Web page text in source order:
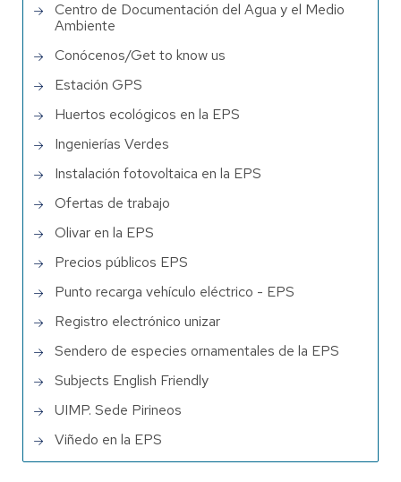
Centro de Documentación del Agua y el Medio
Ambiente
Conócenos/Get to know us
Estación GPS
Huertos ecológicos en la EPS
Ingenierías Verdes
Instalación fotovoltaica en la EPS
Ofertas de trabajo
Olivar en la EPS
Precios públicos EPS
Punto recarga vehículo eléctrico - EPS
Registro electrónico unizar
Sendero de especies ornamentales de la EPS
Subjects English Friendly
UIMP. Sede Pirineos
Viñedo en la EPS